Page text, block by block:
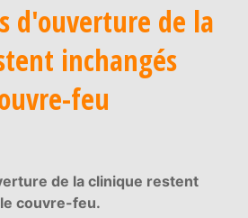
d'ouverture de la
inchangés
feu
de la clinique restent
couvre-feu.